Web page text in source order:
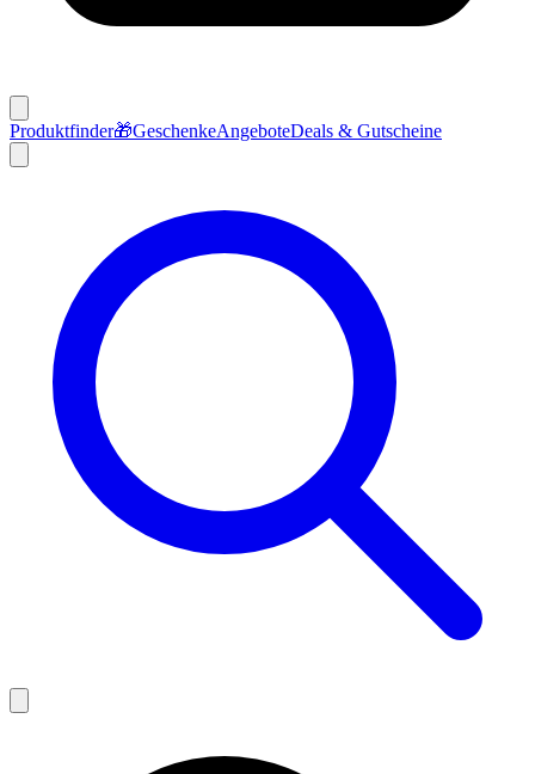
Produktfinder🎁GeschenkeAngeboteDeals & Gutscheine